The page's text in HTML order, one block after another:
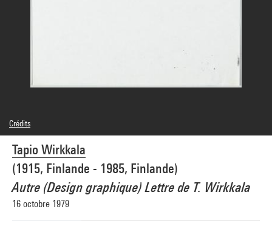
Tapio Wirkkala
(1915, Finlande - 1985, Finlande)
Autre (Design graphique) Lettre de T. Wirkkala
16 octobre 1979
Crédits
© Adagp, Paris
Crédit photographique : Centre Pompidou, MNAM-CCI/Bertrand Prévost/Dist.
GrandPalaisRmn
Réf. image : 4N41888